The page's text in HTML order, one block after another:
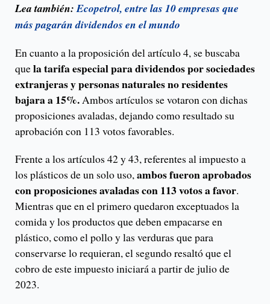
Lea también:Ecopetrol, entre las 10 empresas que
más pagarán dividendos en el mundo
En cuanto a la proposición del artículo 4, se buscaba
quela tarifa especial para dividendos por sociedades
extranjeras y personas naturales no residentes
bajara a 15%.Ambos artículos se votaron con dichas
proposiciones avaladas, dejando como resultado su
aprobación con 113 votos favorables.
Frente a los artículos 42 y 43, referentes al impuesto a
los plásticos de un solo uso,ambos fueron aprobados
con proposiciones avaladas con 113 votos a favor.
Mientras que en el primero quedaron exceptuados la
comida y los productos que deben empacarse en
plástico, como el pollo y las verduras que para
conservarse lo requieran, el segundo resaltó que el
cobro de este impuesto iniciará a partir de julio de
2023.